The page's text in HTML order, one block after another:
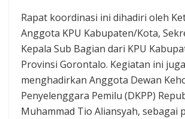
Rapat koordinasi ini dihadiri oleh
Anggota KPU Kabupaten/Kota,
Kepala Sub Bagian dari KPU
Provinsi Gorontalo. Kegiatan ini juga
menghadirkan Anggota Dewan
Penyelenggara Pemilu (DKPP)
Muhammad Tio Aliansyah, sebagai